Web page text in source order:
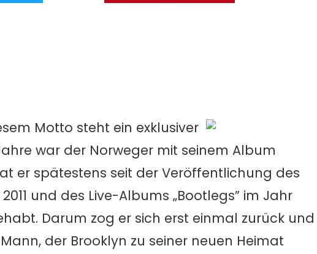
Motto steht ein exklusiver
war der Norweger mit seinem Album
er spätestens seit der Veröffentlichung des
und des Live-Albums „Bootlegs” im Jahr
Darum zog er sich erst einmal zurück und
der Brooklyn zu seiner neuen Heimat